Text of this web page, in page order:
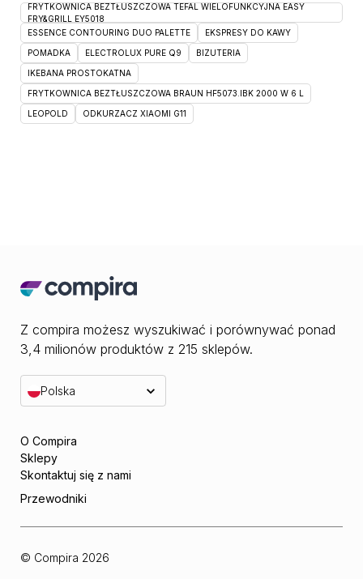
FRYTKOWNICA BEZTŁUSZCZOWA TEFAL WIELOFUNKCYJNA EASY
FRY&GRILL EY5018
ESSENCE CONTOURING DUO PALETTE
EKSPRESY DO KAWY
POMADKA ELECTROLUX PURE Q9 BIZUTERIA
IKEBANA PROSTOKATNA
FRYTKOWNICA BEZTŁUSZCZOWA BRAUN HF5073.IBK 2000 W 6 L
LEOPOLD ODKURZACZ XIAOMI G11
Z compira możesz wyszukiwać i porównywać ponad
3,4 milionów produktów z 215 sklepów.
Polska
O Compira
Sklepy
Skontaktuj się z nami
Przewodniki
© Compira 2026